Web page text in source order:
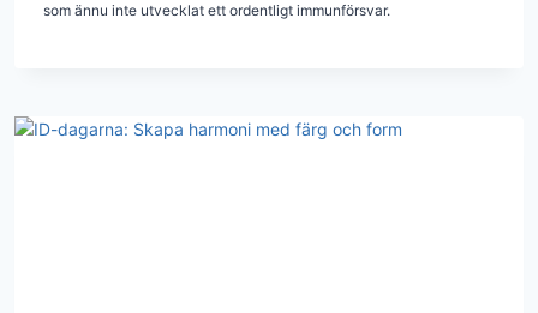
som ännu inte utvecklat ett ordentligt immunförsvar.